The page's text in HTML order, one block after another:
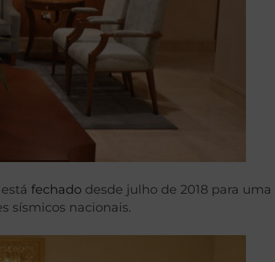
fechado desde julho de 2018 para
sísmicos nacionais.